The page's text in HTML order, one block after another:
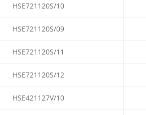
HSE721120S/10
HSE721120S/09
HSE721120S/11
HSE721120S/12
HSE421127V/10